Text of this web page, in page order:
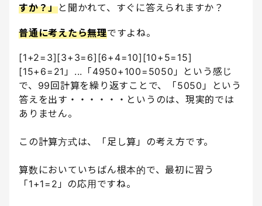
すか？」と聞かれて、すぐに答えられますか？
普通に考えたら無理ですよね。
[1+2=3][3+3=6][6+4=10][10+5=15]
[15+6=21」...「4950+100=5050」という感じ
で、99回計算を繰り返すことで、「5050」という
答えを出す・・・・・・というのは、現実的では
ありません。
この計算方式は、「足し算」の考え方です。
算数においていちばん根本的で、最初に習う
「1+1=2」の応用ですね。